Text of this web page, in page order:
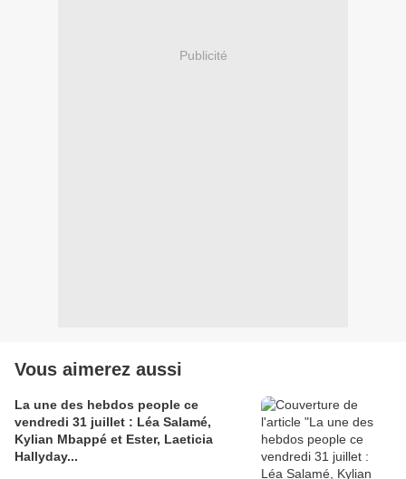
Publicité
Vous aimerez aussi
La une des hebdos people ce
vendredi 31 juillet : Léa Salamé,
Kylian Mbappé et Ester, Laeticia
Hallyday...